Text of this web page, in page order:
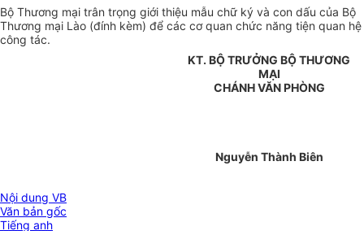
Bộ Thương mại trân trọng giới thiệu mẫu chữ ký và con dấu của Bộ
Thương mại Lào (đính kèm) để các cơ quan chức năng tiện quan hệ
công tác.
KT. BỘ TRƯỞNG BỘ THƯƠNG
MẠI
CHÁNH VĂN PHÒNG
Nguyễn Thành Biên
Nội dung VB
Văn bản gốc
Tiếng anh